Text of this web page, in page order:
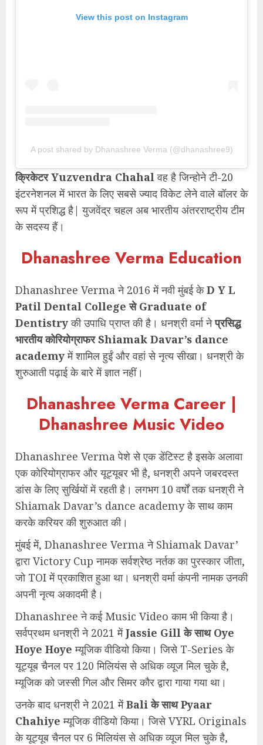
View this post on Instagram
A post shared by Dhanashree Verma (@dhanashree9)
क्रिकेटर Yuzvendra Chahalवह है जिन्होने टी-20
इंटरनेशनल में भारत के लिए सबसे ज्याद विकेट लेने वाले बॉलर के
रूप में प्रशिद्ध है| युजवेंद्र चहल अब भारतीय अंतरराष्ट्रीय टीम
के सदस्य हैं।
Dhanashree Verma Education
Dhanashree Verma ने 2016 में नवी मुंबई केD Y L
Patil Dental College से Graduate of
Dentistryकी उपाधि प्राप्त की है। धनश्री वर्मा नेप्रसिद्ध
भारतीय कोरियोग्राफर Shiamak Davar’s dance
academyमें शामिल हुईं और वहां से नृत्य सीखा। धनश्री के
शुरुआती पढ़ाई के बारे में ज्ञात नहीं।
Dhanashree Verma Career |
Dhanashree Music Video
Dhanashree Verma पेशे से एक डेंटिस्ट है इसके अलावा
एक कोरियोग्राफर और यूट्यूबर भी है, धनश्री अपने जबरदस्त
डांस के लिए सुर्खियों में रहती है। लगभग 10 वर्षों तक धनश्री ने
Shiamak Davar’s dance academy के साथ काम
करके करियर की शुरुआत की।
मुंबई में, Dhanashree Verma ने Shiamak Davar’
द्वारा Victory Cup नामक सर्वश्रेष्ठ नर्तक का पुरस्कार जीता,
जो TOI में प्रकाशित हुआ था। धनश्री वर्मा कंपनी नामक उनकी
अपनी नृत्य अकादमी है।
Dhanashree ने कई Music Video काम भी किया है।
सर्वप्रथम धनश्री ने 2021 मेंJassie Gill के साथ Oye
Hoye Hoye म्यूजिक वीडियो किया। जिसे T-Series के
यूट्यूब चैनल पर 120 मिलियंस से अधिक व्यूज मिल चुके है,
म्यूजिक को जस्सी गिल और सिमर कौर द्वारा गाया गया था।
उनके बाद धनश्री ने 2021 मेंBali के साथ Pyaar
Chahiyeम्यूजिक वीडियो किया। जिसे VYRL Originals
के यूट्यूब चैनल पर 6 मिलियंस से अधिक व्यूज मिल चुके है,